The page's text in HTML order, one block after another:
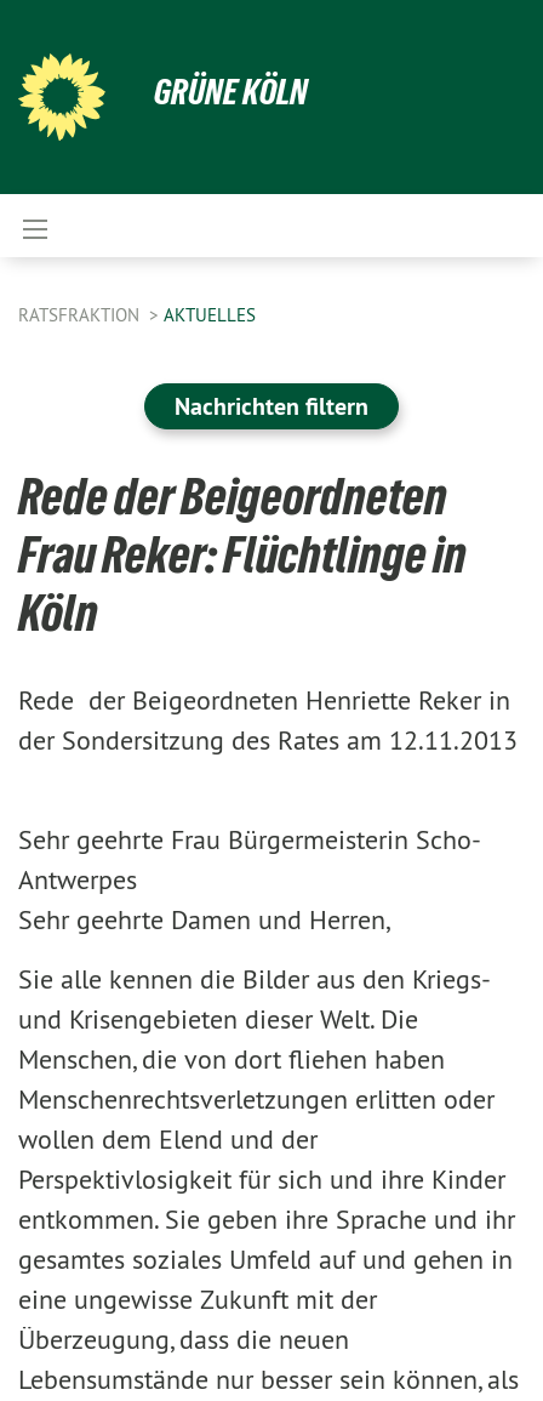
GRÜNE KÖLN
RATSFRAKTION AKTUELLES
Nachrichten filtern
Rede der Beigeordneten
Frau Reker: Flüchtlinge in
Köln
Rede der Beigeordneten Henriette Reker in
der Sondersitzung des Rates am 12.11.2013
Sehr geehrte Frau Bürgermeisterin Scho-
Antwerpes
Sehr geehrte Damen und Herren,
Sie alle kennen die Bilder aus den Kriegs-
und Krisengebieten dieser Welt. Die
Menschen, die von dort fliehen haben
Menschenrechtsverletzungen erlitten oder
wollen dem Elend und der
Perspektivlosigkeit für sich und ihre Kinder
entkommen. Sie geben ihre Sprache und ihr
gesamtes soziales Umfeld auf und gehen in
eine ungewisse Zukunft mit der
Überzeugung, dass die neuen
Lebensumstände nur besser sein können, als